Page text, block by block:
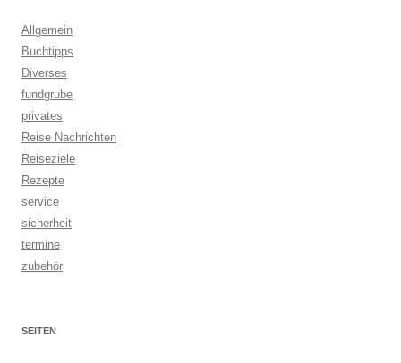
Allgemein
Buchtipps
Diverses
fundgrube
privates
Reise Nachrichten
Reiseziele
Rezepte
service
sicherheit
termine
zubehör
SEITEN